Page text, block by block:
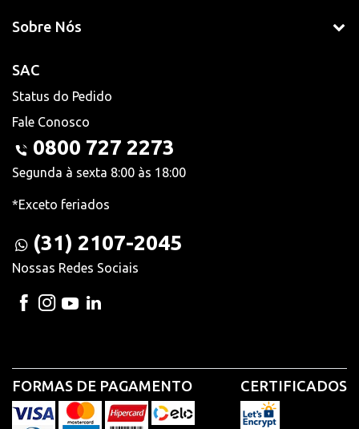
Sobre Nós
SAC
Status do Pedido
Fale Conosco
0800 727 2273
Segunda à sexta 8:00 às 18:00
*Exceto feriados
(31) 2107-2045
Nossas Redes Sociais
FORMAS DE PAGAMENTO CERTIFICADOS